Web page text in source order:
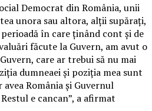
Democrat din România, unii
unora sau altora, alţii supăraţi,
în care ţinând cont şi de
făcute la Guvern, am avut o
care ar trebui să nu mai
dumneaei şi poziţia mea sunt
România şi Guvernul
e cancan”, a afirmat